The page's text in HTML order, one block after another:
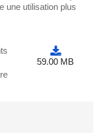
une utilisation plus
59.00 MB